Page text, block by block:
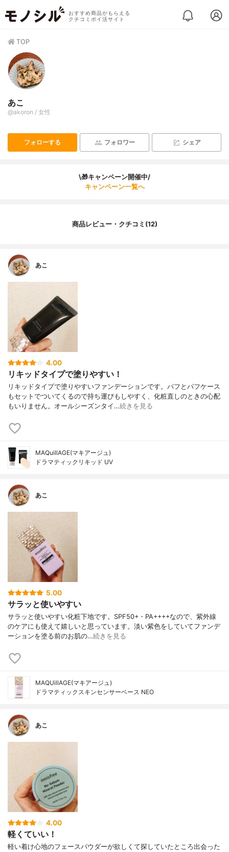
おすすめ商品がもらえる
クチコミポイ活サイト
TOP
あこ
@akoron / 女性
フォローする フォロワー シェア
\🎁キャンペーン開催中/
キャンペーン一覧へ
商品レビュー・クチコミ(12)
あこ
4.00
リキッドタイプで塗りやすい！
リキッドタイプで塗りやすいファンデーションです。パフとパフケース
もセットでついてくるので持ち運びもしやすく、化粧直しのときの心配
もいりません。オールシーズンタイ…続きを見る
MAQuillAGE(マキアージュ)
ドラマティックリキッド UV
あこ
5.00
サラッと使いやすい
サラッと使いやすい化粧下地です。SPF50+・PA++++なので、紫外線
のケアにも使えて嬉しいと思っています。淡い紫色をしていてファンデ
ーションを塗る前のお肌の…続きを見る
MAQUillAGE(マキアージュ)
ドラマティックスキンセンサーベース NEO
あこ
4.00
軽くていい！
軽い着け心地のフェースパウダーが欲しくて探していたところ出会った